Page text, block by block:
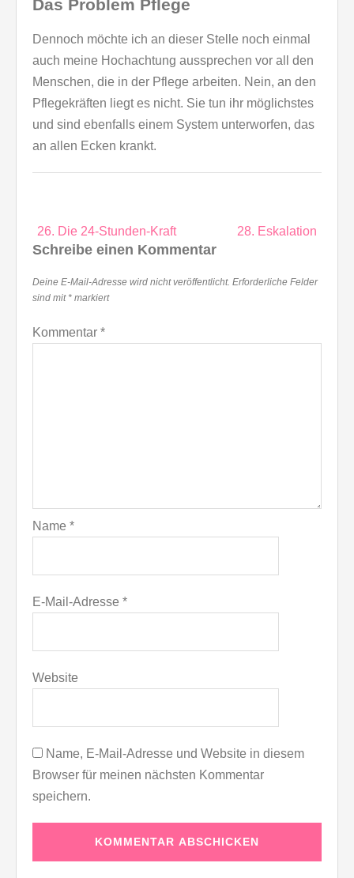
Das Problem Pflege
Dennoch möchte ich an dieser Stelle noch einmal
auch meine Hochachtung aussprechen vor all den
Menschen, die in der Pflege arbeiten. Nein, an den
Pflegekräften liegt es nicht. Sie tun ihr möglichstes
und sind ebenfalls einem System unterworfen, das
an allen Ecken krankt.
Beitragsnavigation
26. Die 24-Stunden-Kraft 28. Eskalation
Schreibe einen Kommentar
Deine E-Mail-Adresse wird nicht veröffentlicht. Erforderliche Felder
sind mit * markiert
Kommentar *
Name *
E-Mail-Adresse *
Website
Name, E-Mail-Adresse und Website in diesem
Browser für meinen nächsten Kommentar
speichern.